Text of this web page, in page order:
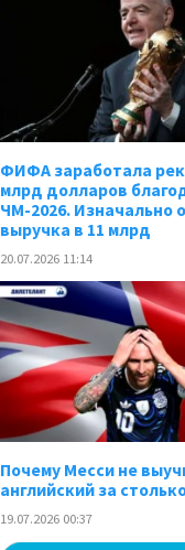
ФИФА заработала
млрд долларов
ЧМ-2026. Изначально
выручка в 11 млрд
20.07.2026 11:14
Почему Месси не
английский за
19.07.2026 00:37